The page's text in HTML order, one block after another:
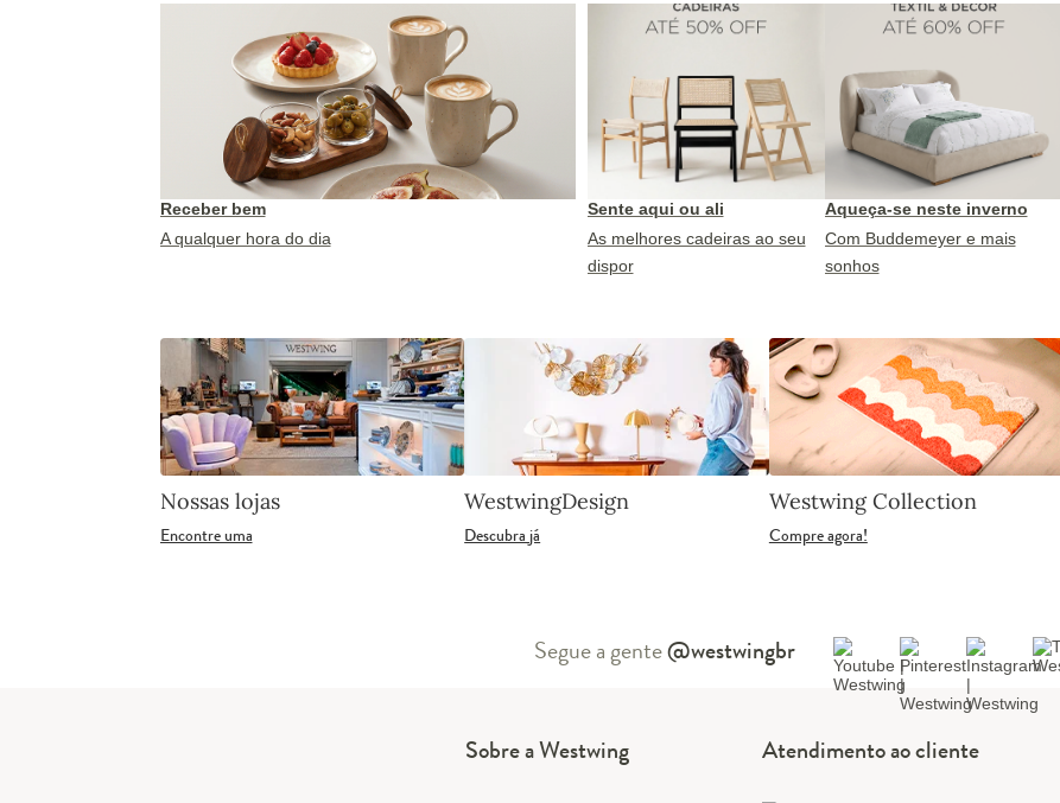
Receber bem
A qualquer hora do dia
Sente aqui ou ali
As melhores cadeiras ao seu
dispor
Aqueça-se neste inverno
Com Buddemeyer e mais
sonhos
Nossas lojas
Encontre uma
WestwingDesign
Descubra já
Westwing Collection
Compre agora!
Segue a gente@westwingbr
Sobre a Westwing Atendimento ao cliente